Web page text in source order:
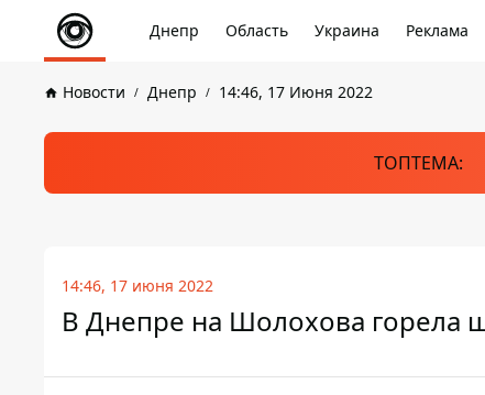
Днепр Область Украина Реклама
Новости Днепр 14:46, 17 Июня 2022
ТОПТЕМА:
14:46, 17 июня 2022
В Днепре на Шолохова горела